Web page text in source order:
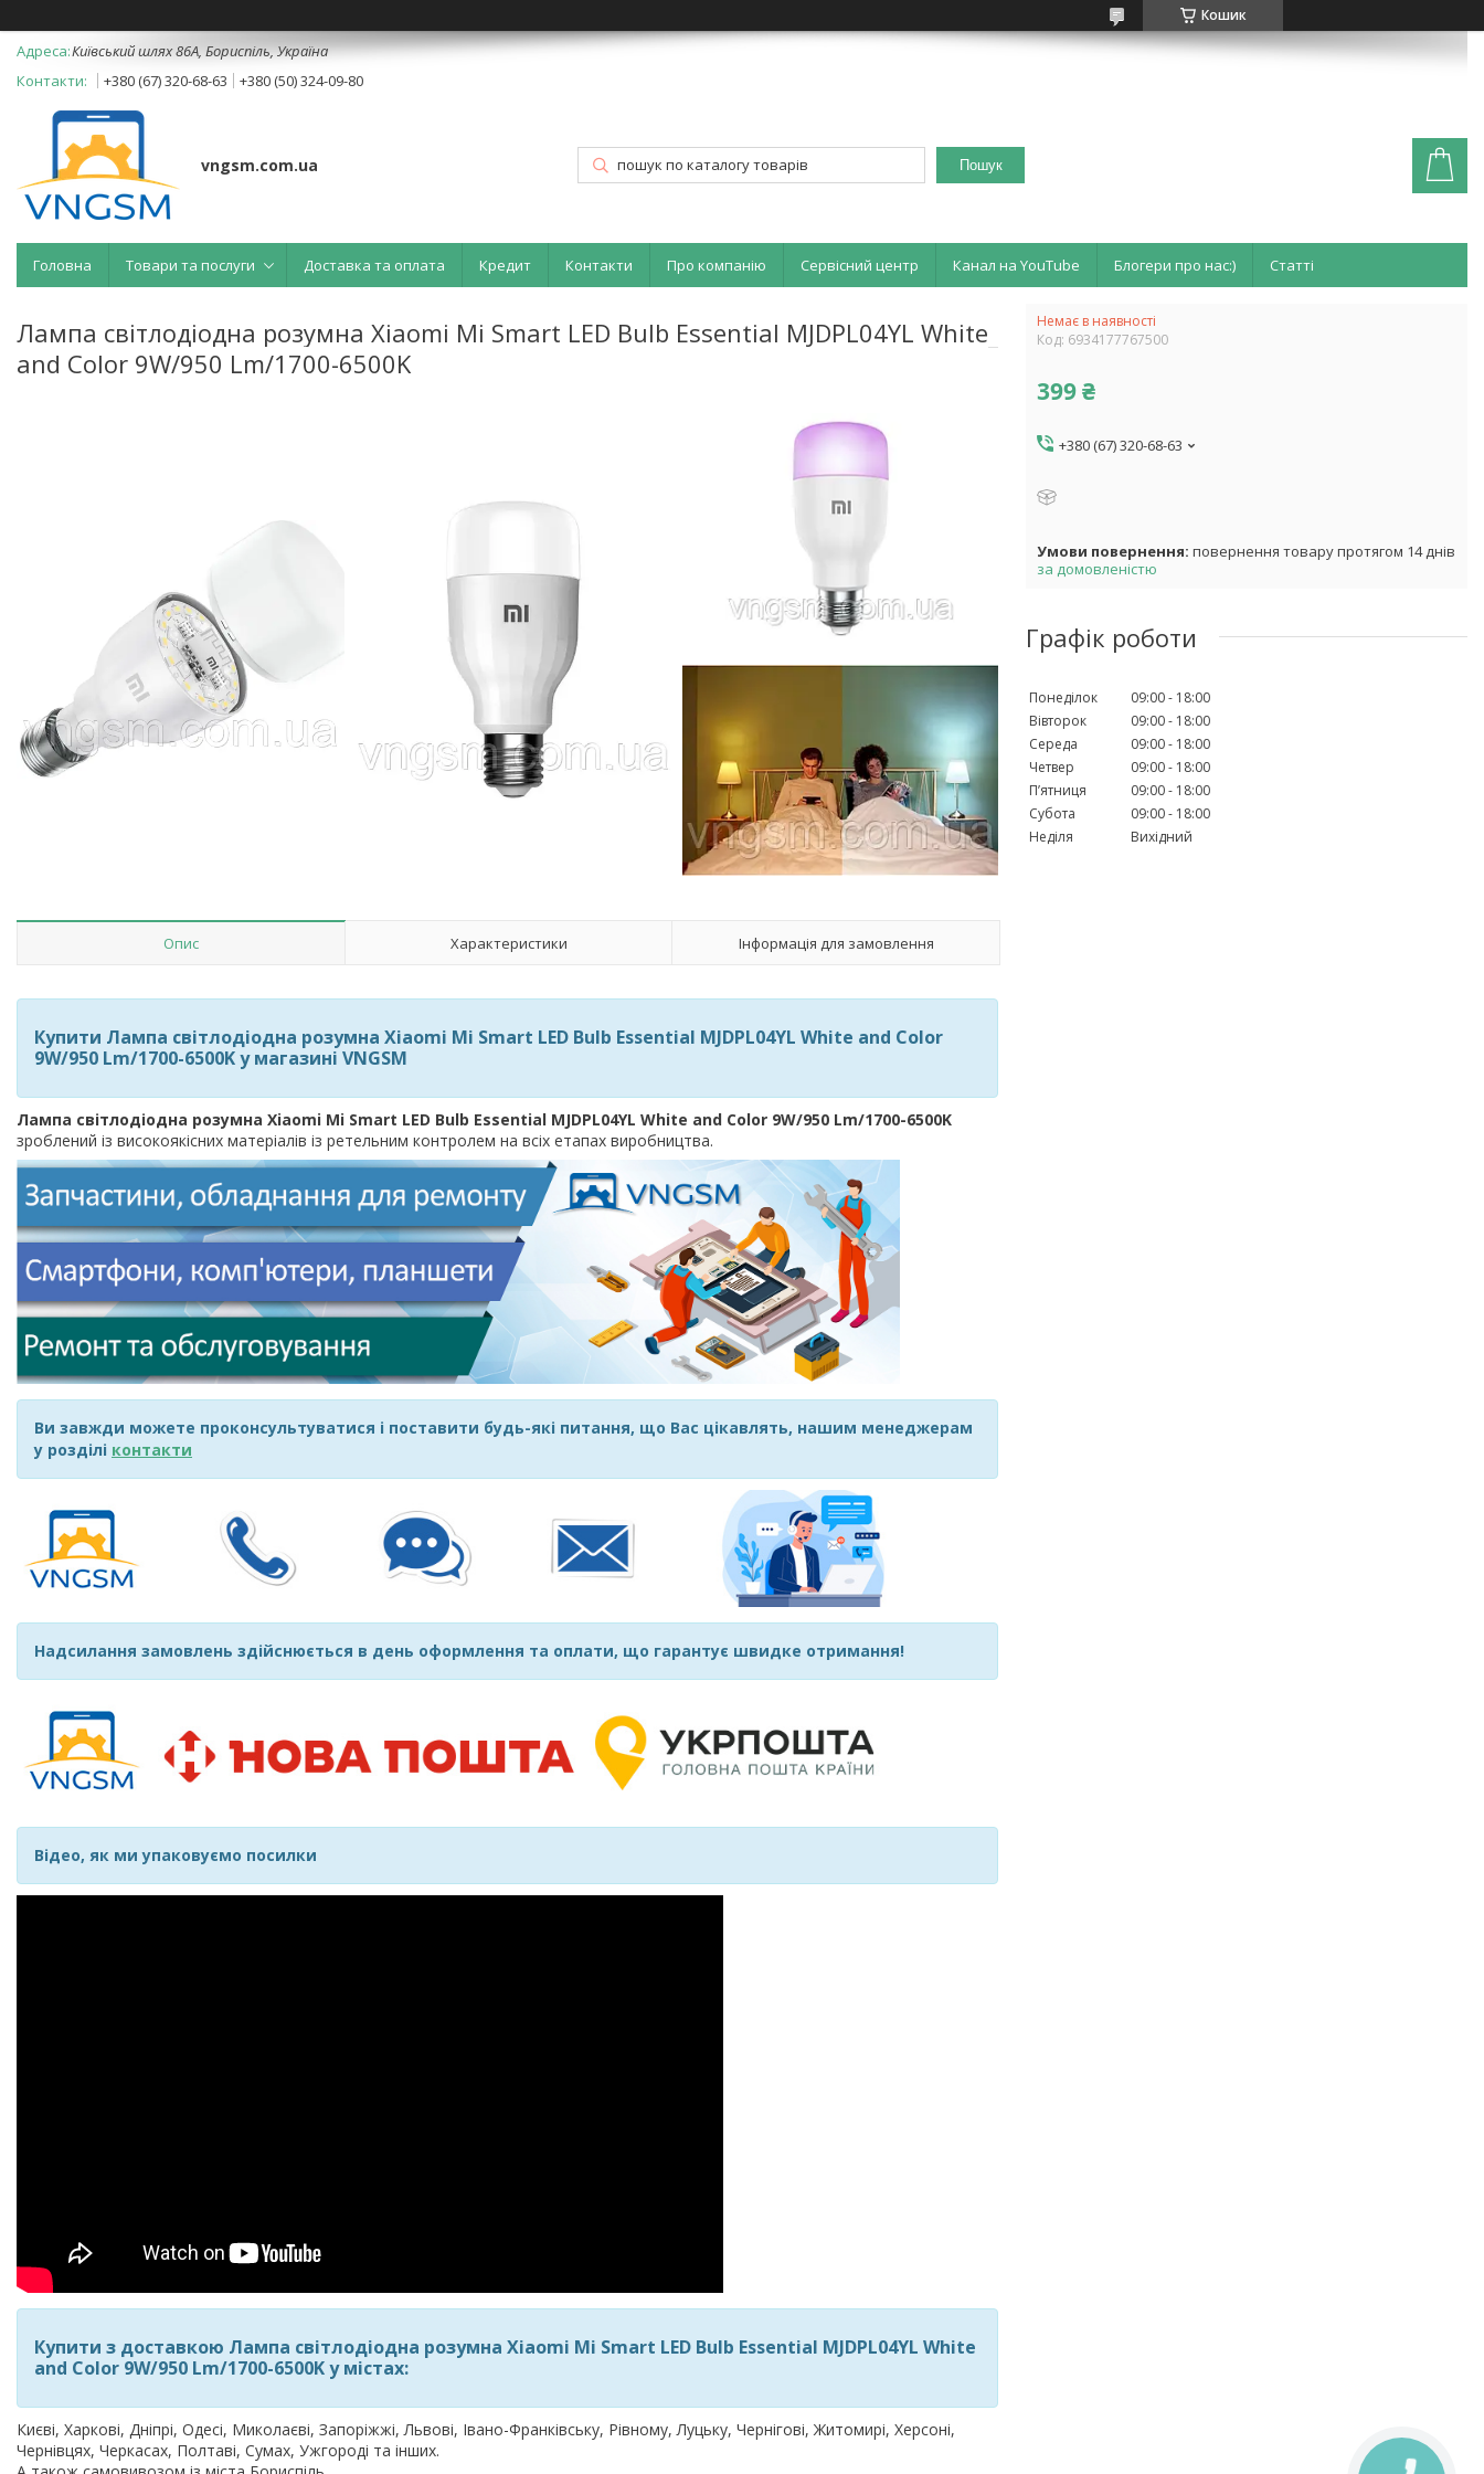
Кошик
Київський шлях 86А, Бориспіль, Україна
+380 (67) 320-68-63
+380 (50) 324-09-80
vngsm.com.ua Пошук
Головна Товари та послуги Доставка та оплата Кредит Контакти Про компанію Сервісний центр Канал на YouTube Блогери про нас:) Статті
Лампа світлодіодна розумна Xiaomi Mi Smart LED Bulb Essential MJDPL04YL White
and Color 9W/950 Lm/1700-6500K
Опис Характеристики Інформація для замовлення
Купити Лампа світлодіодна розумна Xiaomi Mi Smart LED Bulb Essential MJDPL04YL White and Color
9W/950 Lm/1700-6500K у магазині VNGSM
Лампа світлодіодна розумна Xiaomi Mi Smart LED Bulb Essential MJDPL04YL White and Color 9W/950 Lm/1700-6500K
зроблений із високоякісних матеріалів із ретельним контролем на всіх етапах виробництва.
Ви завжди можете проконсультуватися і поставити будь-які питання, що Вас цікавлять, нашим менеджерам
у розділі контакти
Надсилання замовлень здійснюється в день оформлення та оплати, що гарантує швидке отримання!
Відео, як ми упаковуємо посилки
Купити з доставкою Лампа світлодіодна розумна Xiaomi Mi Smart LED Bulb Essential MJDPL04YL White
and Color 9W/950 Lm/1700-6500K у містах:
Києві, Харкові, Дніпрі, Одесі, Миколаєві, Запоріжжі, Львові, Івано-Франківську, Рівному, Луцьку, Чернігові, Житомирі, Херсоні,
Чернівцях, Черкасах, Полтаві, Сумах, Ужгороді та інших.
Немає в наявності
Код: 6934177767500
399 ₴
+380 (67) 320-68-63
повернення товару протягом 14 днів
за домовленістю
Графік роботи
Понеділок 09:00
18:00
Вівторок
09:00
18:00
Середа
09:00
18:00
Четвер
09:00
18:00
Пʼятниця
09:00
18:00
Субота
09:00
18:00
Неділя
Вихідний